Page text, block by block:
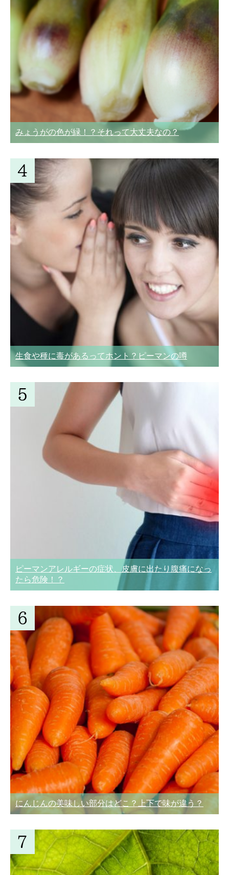
みょうがの色が緑！？それって大丈夫なの？
生食や種に毒があるってホント？ピーマンの噂
ピーマンアレルギーの症状、皮膚に出たり腹痛になっ
たら危険！？
にんじんの美味しい部分はどこ？上下で味が違う？